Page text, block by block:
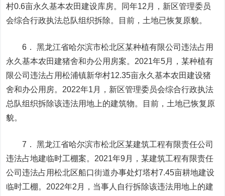
村0.6亩永久基本农田建设库房。同年12月，新区管理委员
会综合行政执法总队组织拆除。目前，土地已恢复原貌。
6． 黑龙江省哈尔滨市松北区某种植有限公司违法占用
永久基本农田建猪舍和办公用房案。2021年5月，某种植有
限公司违法占用松浦镇新华村12.35亩永久基本农田建设猪
舍和办公用房。2022年1月，新区管理委员会综合行政执法
总队组织拆除该违法用地上的建筑物。目前，土地已恢复原
貌。
7． 黑龙江省哈尔滨市松北区某建筑工程有限责任公司
违法占地建临时工棚案。2021年9月，某建筑工程有限责任
公司违法占用松北区船口街道办事处灯塔村7.45亩耕地建设
临时工棚。2022年2月，当事人自行拆除该违法用地上的建